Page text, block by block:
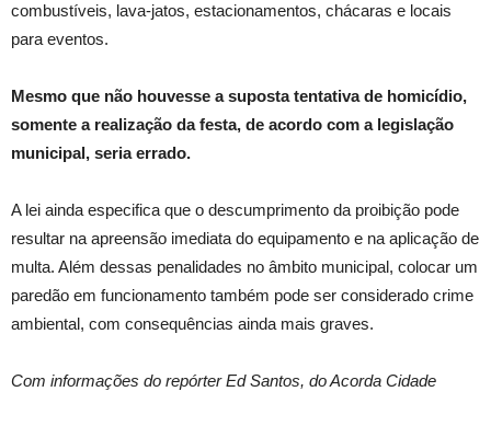
combustíveis, lava-jatos, estacionamentos, chácaras e locais
para eventos.
Mesmo que não houvesse a suposta tentativa de homicídio,
somente a realização da festa, de acordo com a legislação
municipal, seria errado.
A lei ainda especifica que o descumprimento da proibição pode
resultar na apreensão imediata do equipamento e na aplicação de
multa. Além dessas penalidades no âmbito municipal, colocar um
paredão em funcionamento também pode ser considerado crime
ambiental, com consequências ainda mais graves.
Com informações do repórter Ed Santos, do Acorda Cidade